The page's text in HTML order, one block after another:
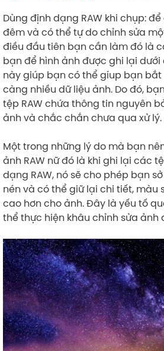
Dùng định dạng RAW khi chụp:
đêm và có thể tự do chỉnh sửa
điều đầu tiên bạn cần làm đó là
bạn để hình ảnh được ghi lại dưới
này giúp bạn có thể gíup bạn
càng nhiều dữ liệu ảnh. Do đó,
tệp RAW chứa thông tin nguyên
ảnh và chắc chắn chưa qua xử lý.
Một trong những lý do mà bạn
ảnh RAW nữ đó là khi ghi lại các
dạng RAW, nó sẽ cho phép bạn
nén và có thể giữ lại chi tiết, màu
cao hơn cho ảnh. Đây là yếu tố
thể thực hiện khâu chỉnh sửa ảnh